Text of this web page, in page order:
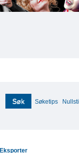
Søk Søketips Nullstill
Eksporter